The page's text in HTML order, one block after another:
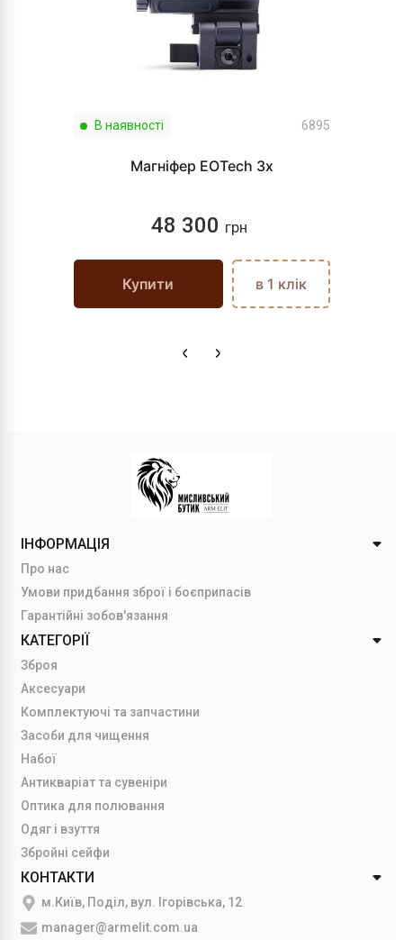
В наявності 6895
Магніфер EOTech 3x
48 300 грн
Купити в 1 клік
ІНФОРМАЦІЯ
Про нас
Умови придбання зброї і боєприпасів
Гарантійні зобов'язання
КАТЕГОРІЇ
Зброя
Аксесуари
Комплектуючі та запчастини
Засоби для чищення
Набої
Антикваріат та сувеніри
Оптика для полювання
Одяг і взуття
Збройні сейфи
КОНТАКТИ
м.Київ, Поділ, вул. Ігорівська, 12
manager@armelit.com.ua